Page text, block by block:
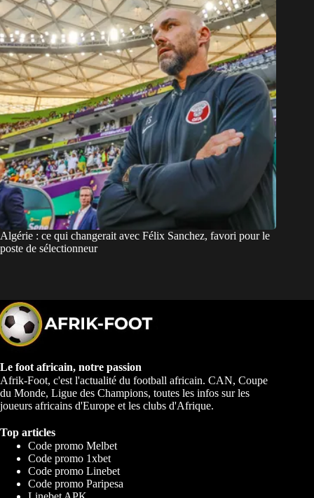
Algérie : ce qui changerait avec Félix Sanchez, favori pour le
poste de sélectionneur
Le foot africain, notre passion
Afrik-Foot, c'est l'actualité du football africain. CAN, Coupe
du Monde, Ligue des Champions, toutes les infos sur les
joueurs africains d'Europe et les clubs d'Afrique.
Top articles
Code promo Melbet
Code promo 1xbet
Code promo Linebet
Code promo Paripesa